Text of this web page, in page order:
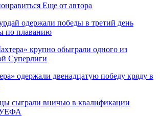
Еще от автора
одержали победы в третий день
по плаванию
крупно обыграли одного из
Суперлиги
одержали двенадцатую победу кряду в
сыграли вничью в квалификации